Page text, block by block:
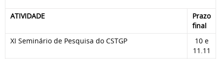
ATIVIDADE
Prazo
final
XI Seminário de Pesquisa do CSTGP
10 e
11.11